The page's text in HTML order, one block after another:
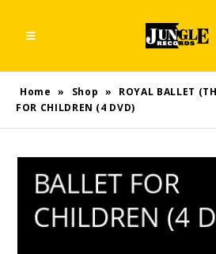
Home » Shop »
ROYAL BALLET
FOR CHILDREN (4 DVD)